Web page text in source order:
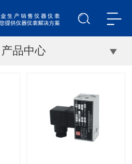
产品中心